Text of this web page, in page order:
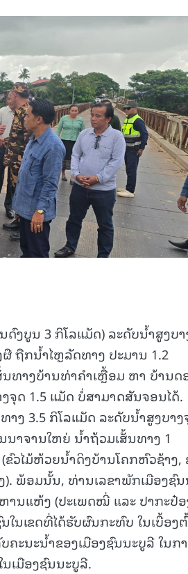
ງບູນ 3 ກິໂລແມັດ) ລະດັບນ້ຳສູງບ
ຖືກນໍ້າໄຫຼລັດທາງ ປະມານ 1.2
ນທາງບ້ານທ່າຄຳເຫຼື້ອມ ຫາ ບ້ານດ
ຈຸດ 1.5 ແມັດ ບໍ່ສາມາດສັນຈອນໄດ້.
ງ 3.5 ກິໂລແມັດ ລະດັບນໍ້າສູງບາງ
າຈານໃຫຍ່ ນໍ້າຖ້ວມເສັ້ນທາງ 1
ວໄມ້ຫ້ວຍນໍ້າດິງບ້ານໂຄກຫົວຊ້າງ,
). ພ້ອມນັ້ນ, ທ່ານເລຂາພັກເມືອງຊົ
ານແຫ້ງ (ປະເພດໝີ່ ແລະ ປາກະປ໋
ໃນເຂດທີ່ໄດ້ຮັບຜົນກະທົບ ໃນເບື້ອງ
ຄະນະນ້ຳຂອງເມືອງຊົນນະບູລີ ໃນກ
ເມືອງຊົນນະບູລີ.